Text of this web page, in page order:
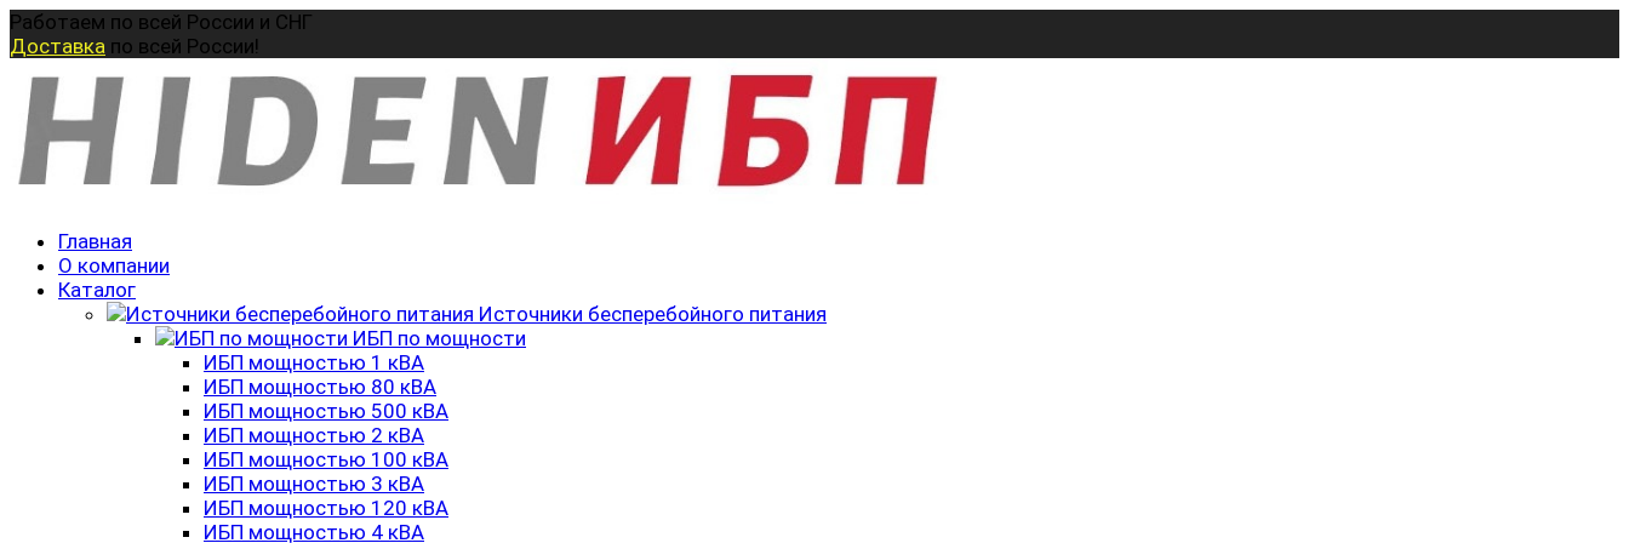
Перейти
к
Работаем по всей России и СНГ
Доставка по всей России!
Главная
О компании
Каталог
Источники бесперебойного питания
ИБП по мощности
ИБП мощностью 1 кВА
ИБП мощностью 80 кВА
ИБП мощностью 500 кВА
ИБП мощностью 2 кВА
ИБП мощностью 100 кВА
ИБП мощностью 3 кВА
ИБП мощностью 120 кВА
ИБП мощностью 4 кВА